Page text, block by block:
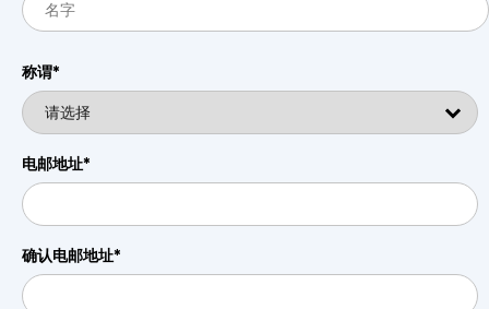
称谓*
电邮地址*
确认电邮地址*